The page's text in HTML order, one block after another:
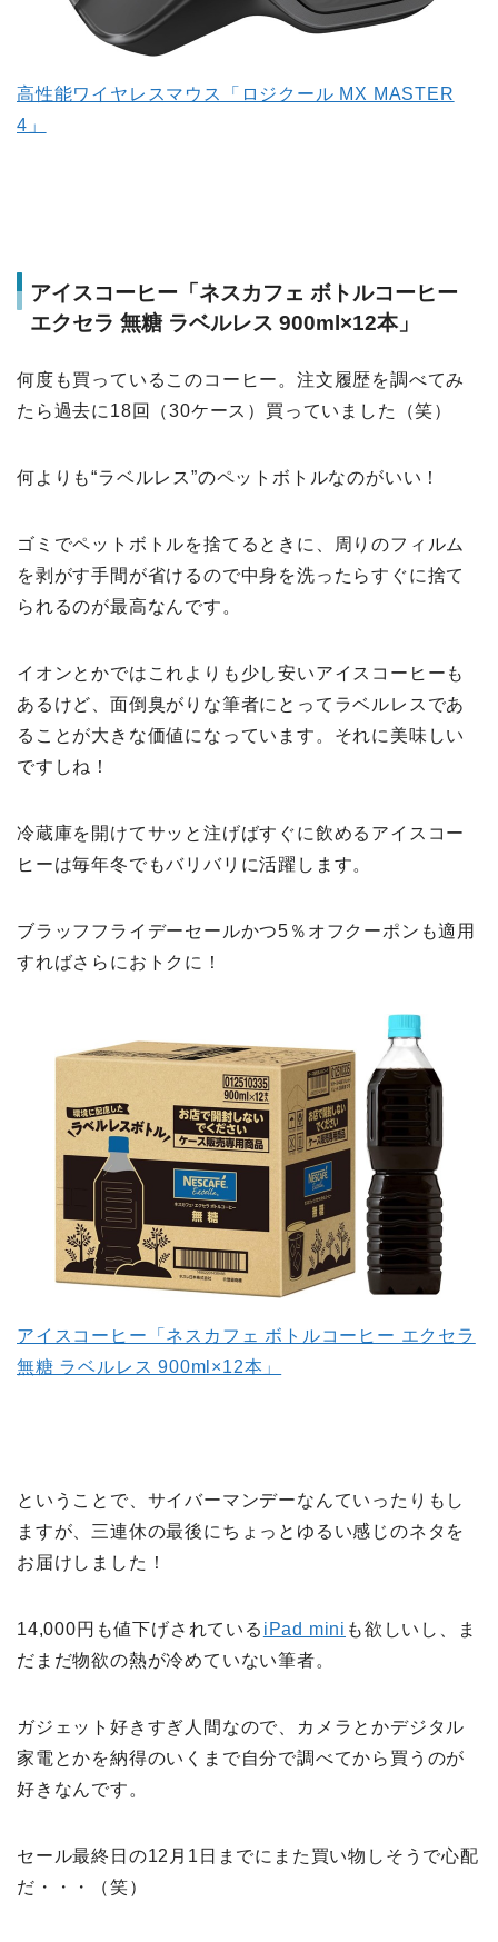
高性能ワイヤレスマウス「ロジクール MX MASTER
4」
アイスコーヒー「ネスカフェ ボトルコーヒー
エクセラ 無糖 ラベルレス 900ml×12本」
何度も買っているこのコーヒー。注文履歴を調べてみ
たら過去に18回（30ケース）買っていました（笑）
何よりも“ラベルレス”のペットボトルなのがいい！
ゴミでペットボトルを捨てるときに、周りのフィルム
を剥がす手間が省けるので中身を洗ったらすぐに捨て
られるのが最高なんです。
イオンとかではこれよりも少し安いアイスコーヒーも
あるけど、面倒臭がりな筆者にとってラベルレスであ
ることが大きな価値になっています。それに美味しい
ですしね！
冷蔵庫を開けてサッと注げばすぐに飲めるアイスコー
ヒーは毎年冬でもバリバリに活躍します。
ブラッフフライデーセールかつ5％オフクーポンも適用
すればさらにおトクに！
アイスコーヒー「ネスカフェ ボトルコーヒー エクセラ
無糖 ラベルレス 900ml×12本」
ということで、サイバーマンデーなんていったりもし
ますが、三連休の最後にちょっとゆるい感じのネタを
お届けしました！
14,000円も値下げされている iPad mini も欲しいし、ま
だまだ物欲の熱が冷めていない筆者。
ガジェット好きすぎ人間なので、カメラとかデジタル
家電とかを納得のいくまで自分で調べてから買うのが
好きなんです。
セール最終日の12月1日までにまた買い物しそうで心配
だ・・・（笑）